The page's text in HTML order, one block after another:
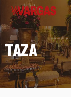
Skip
main
content
TAZA